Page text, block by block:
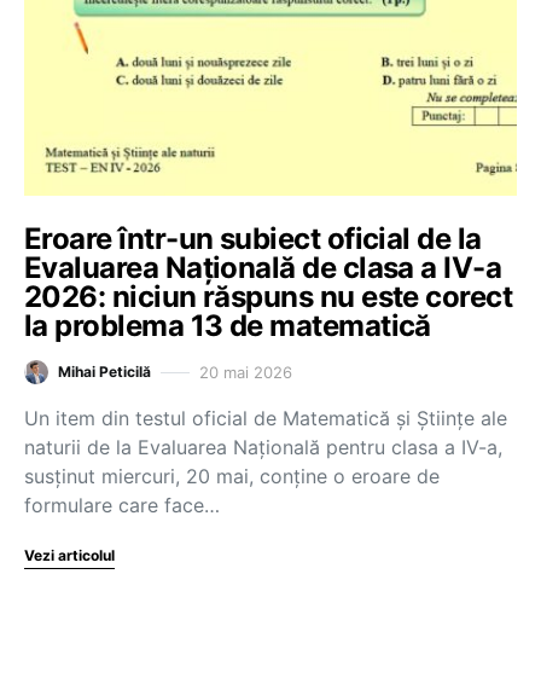
Eroare într-un subiect oficial de la
Evaluarea Națională de clasa a IV-a
2026: niciun răspuns nu este corect
la problema 13 de matematică
Mihai Peticilă 20 mai 2026
Un item din testul oficial de Matematică și Științe ale
naturii de la Evaluarea Națională pentru clasa a IV-a,
susținut miercuri, 20 mai, conține o eroare de
formulare care face…
Vezi articolul